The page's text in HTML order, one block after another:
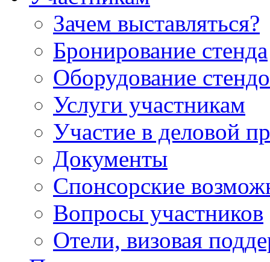
Зачем выставляться?
Бронирование стенда
Оборудование
Услуги участникам
Участие в деловой
Документы
Спонсорские
Вопросы участников
Отели, визовая